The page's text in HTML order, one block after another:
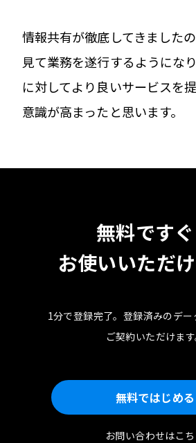
情報共有が徹底してきました
見て業務を遂行するようにな
に対してより良いサービスを
意識が高まったと思います。
無料です
お使いいただけ
1分で登録完了。 登録済みのデ
ご契約いただけます
無料ではじめる
お問い合わせはこ